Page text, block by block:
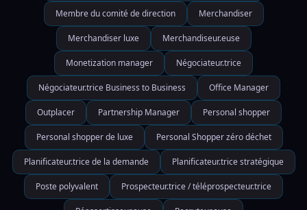
Membre du comité de direction Merchandiser
Merchandiser luxe Merchandiseur.euse
Monetization manager Négociateur.trice
Négociateur.trice Business to Business Office Manager
Outplacer Partnership Manager Personal shopper
Personal shopper de luxe Personal Shopper zéro déchet
Planificateur.trice de la demande Planificateur.trice stratégique
Poste polyvalent Prospecteur.trice / téléprospecteur.trice